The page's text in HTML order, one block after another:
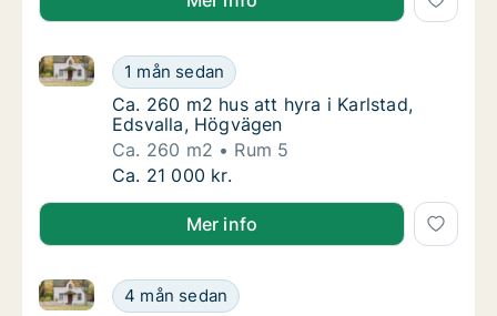
Ca. 260 m2 hus att hyra i Karlstad,
1 mån sedan
Ca. 260 m2 hus att hyra i Karlstad, Edsvalla,
Ca. 260 m2 hus att hyra i Karlstad,
Ca. 260 m2 hus att hyra i Karlstad,
Edsvalla, Högvägen
Ca. 260 m2
Rum 5
Ca. 260 m2 hus att hyra i Karlstad,
Ca. 21 000 kr.
Mer info
Ca. 50 m2 hus att hyra i Karlstad,
4 mån sedan
Ca. 50 m2 hus att hyra i Karlstad, Klövervägen